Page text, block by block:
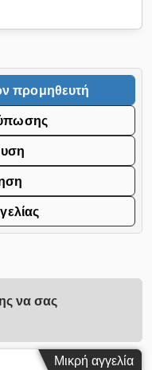
προμηθευτή
να σας
Μικρή αγγελία